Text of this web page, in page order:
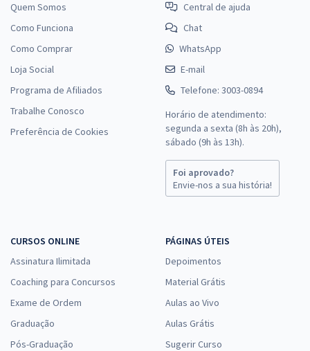
Quem Somos
Como Funciona
Como Comprar
Loja Social
Programa de Afiliados
Trabalhe Conosco
Preferência de Cookies
Central de ajuda
Chat
WhatsApp
E-mail
Telefone: 3003-0894
Horário de atendimento:
segunda a sexta (8h às 20h),
sábado (9h às 13h).
Foi aprovado?
Envie-nos a sua história!
CURSOS ONLINE
Assinatura Ilimitada
Coaching para Concursos
Exame de Ordem
Graduação
Pós-Graduação
PÁGINAS ÚTEIS
Depoimentos
Material Grátis
Aulas ao Vivo
Aulas Grátis
Sugerir Curso